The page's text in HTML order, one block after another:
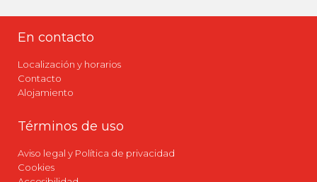
En contacto
Localización y horarios
Contacto
Alojamiento
Términos de uso
Aviso legal y Política de privacidad
Cookies